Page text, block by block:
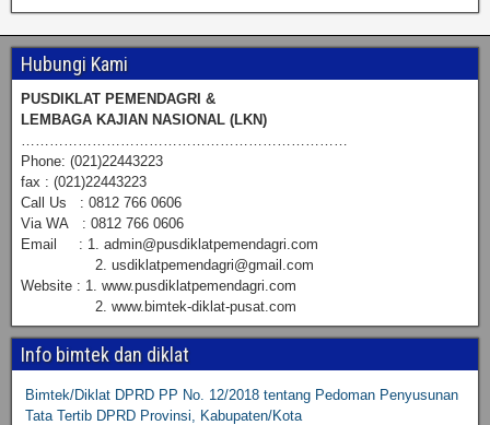
Hubungi Kami
PUSDIKLAT PEMENDAGRI &
LEMBAGA KAJIAN NASIONAL (LKN)
Phone: (021)22443223
fax : (021)22443223
Call Us : 0812 766 0606
Via WA : 0812 766 0606
Email : 1. admin@pusdiklatpemendagri.com
2. usdiklatpemendagri@gmail.com
Website : 1. www.pusdiklatpemendagri.com
2. www.bimtek-diklat-pusat.com
Info bimtek dan diklat
Bimtek/Diklat DPRD PP No. 12/2018 tentang Pedoman Penyusunan
Tata Tertib DPRD Provinsi, Kabupaten/Kota